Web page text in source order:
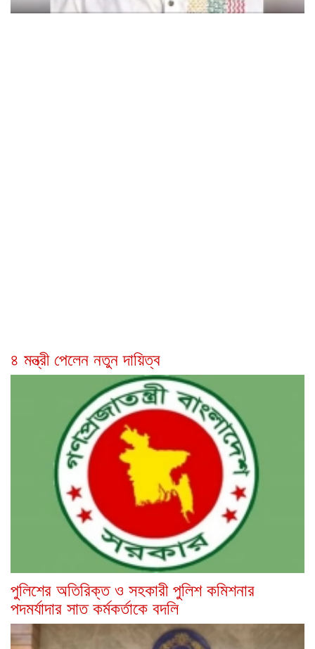
৪ মন্ত্রী পেলেন নতুন দায়িত্ব
পুলিশের অতিরিক্ত ও সহকারী পুলিশ কমিশনার
পদমর্যাদার সাত কর্মকর্তাকে বদলি